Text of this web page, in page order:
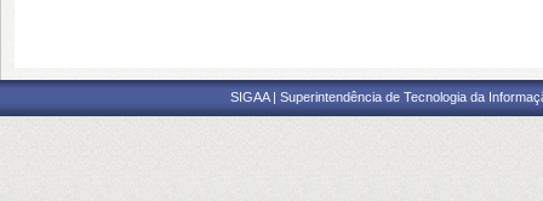
SIGAA | Superintendência de Tecnologia da